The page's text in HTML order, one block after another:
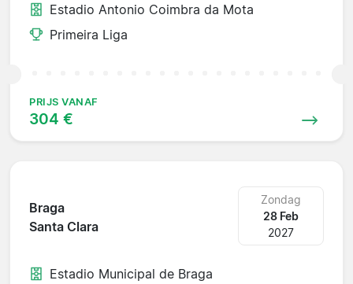
Estadio Antonio Coimbra da Mota
Primeira Liga
PRIJS VANAF
304 €
Braga
Santa Clara
Zondag
28 Feb
2027
Estadio Municipal de Braga